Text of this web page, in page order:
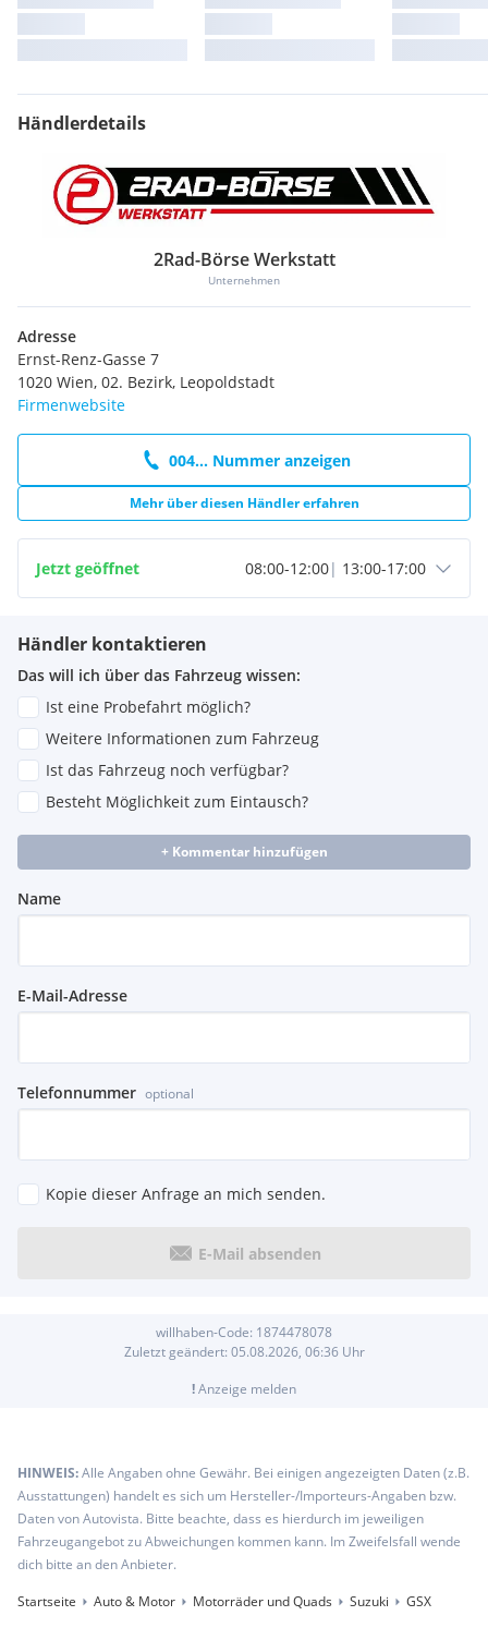
Händlerdetails
2Rad-Börse Werkstatt
Unternehmen
Adresse
Ernst-Renz-Gasse 7
1020 Wien, 02. Bezirk, Leopoldstadt
Firmenwebsite
004... Nummer anzeigen
Mehr über diesen Händler erfahren
Jetzt geöffnet 08:00-12:00| 13:00-17:00
Händler kontaktieren
Das will ich über das Fahrzeug wissen:
Ist eine Probefahrt möglich?
Weitere Informationen zum Fahrzeug
Ist das Fahrzeug noch verfügbar?
Besteht Möglichkeit zum Eintausch?
+ Kommentar hinzufügen
Name
E-Mail-Adresse
Telefonnummer optional
Kopie dieser Anfrage an mich senden.
E-Mail absenden
willhaben-Code: 1874478078
Zuletzt geändert: 05.08.2026, 06:36Uhr
!Anzeige melden
HINWEIS:Alle Angaben ohne Gewähr. Bei einigen angezeigten Daten (z.B.
Ausstattungen) handelt es sich um Hersteller-/Importeurs-Angaben bzw.
Daten von Autovista. Bitte beachte, dass es hierdurch im jeweiligen
Fahrzeugangebot zu Abweichungen kommen kann. Im Zweifelsfall wende
dich bitte an den Anbieter.
Startseite
Auto & Motor Motorräder und Quads Suzuki GSX